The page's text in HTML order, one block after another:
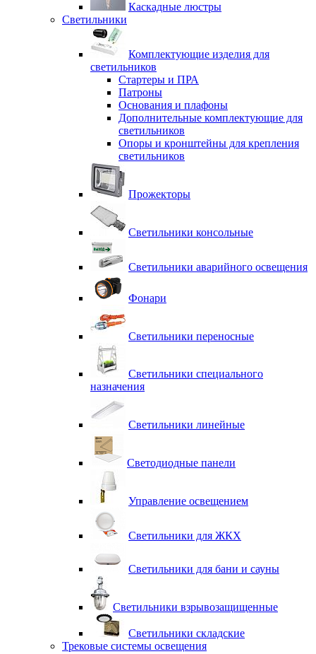
Каскадные люстры
Светильники
Комплектующие изделия для
светильников
Стартеры и ПРА
Патроны
Основания и плафоны
Дополнительные комплектующие для
светильников
Опоры и кронштейны для крепления
светильников
Прожекторы
Светильники консольные
Светильники аварийного освещения
Фонари
Светильники переносные
Светильники специального
назначения
Светильники линейные
Светодиодные панели
Управление освещением
Светильники для ЖКХ
Светильники для бани и сауны
Светильники взрывозащищенные
Светильники складские
Трековые системы освещения